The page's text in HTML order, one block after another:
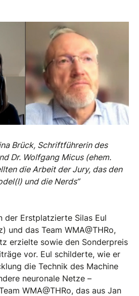
Brück, Schriftführerin des
Dr. Wolfgang Micus (ehem.
die Arbeit der Jury, das den
und die Nerds“
der Erstplatzierte Silas Eul
und das Team WMA@THRo,
erzielte sowie den Sonderpreis
vor. Eul schilderte, wie er
die Technik des Machine
neuronale Netze –
WMA@THRo, das aus Jan